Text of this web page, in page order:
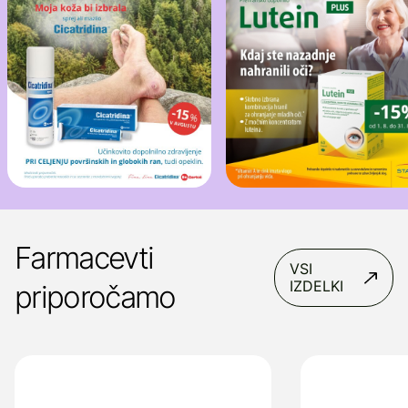
Farmacevti
priporočamo
VSI
IZDELKI